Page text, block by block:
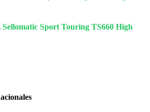
Sport Touring TS660 High